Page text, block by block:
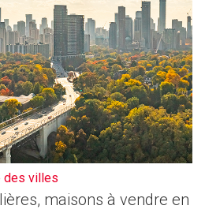
des villes
maisons à vendre en